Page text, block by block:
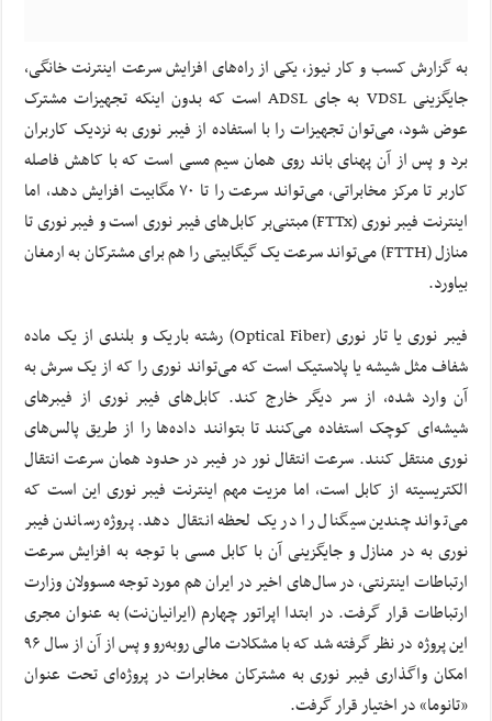
به گزارش کسب و کار نیوز، یکی از راه‌های افزایش سرعت اینترنت خانگی،
جایگزینی VDSL به جای ADSL است که بدون اینکه تجهیزات مشترک
عوض شود، می‌توان تجهیزات را با استفاده از فیبر نوری به نزدیک کاربران
برد و پس از آن پهنای باند روی همان سیم مسی است که با کاهش فاصله
کاربر تا مرکز مخابراتی، می‌تواند سرعت را تا ۷۰ مگابیت افزایش دهد، اما
اینترنت فیبر نوری (FTTx) مبتنی‌بر کابل‌های فیبر نوری است و فیبر نوری تا
منازل (FTTH) می‌تواند سرعت یک گیگابیتی را هم برای مشترکان به ارمغان
بیاورد.
فیبر نوری یا تار نوری (Optical Fiber) رشته باریک و بلندی از یک ماده
شفاف مثل شیشه یا پلاستیک است که می‌تواند نوری را که از یک سرش به
آن وارد شده، از سر دیگر خارج کند. کابل‌های فیبر نوری از فیبرهای
شیشه‌ای کوچک استفاده می‌کنند تا بتوانند داده‌ها را از طریق پالس‌های
نوری منتقل کنند. سرعت انتقال نور در فیبر در حدود همان سرعت انتقال
الکتریسیته از کابل است، اما مزیت مهم اینترنت فیبر نوری این است که
می‌تواند چندین سیگنال را در یک لحظه انتقال دهد. پروژه رساندن فیبر
نوری به در منازل و جایگزینی آن با کابل مسی با توجه به افزایش سرعت
ارتباطات اینترنتی، در سال‌های اخیر در ایران هم مورد توجه مسوولان وزارت
ارتباطات قرار گرفت. در ابتدا اپراتور چهارم (ایرانیان‌نت) به عنوان مجری
این پروژه در نظر گرفته شد که با مشکلات مالی روبه‌رو و پس از آن از سال ۹۶
امکان واگذاری فیبر نوری به مشترکان مخابرات در پروژه‌ای تحت عنوان
«تانوما» در اختیار قرار گرفت.